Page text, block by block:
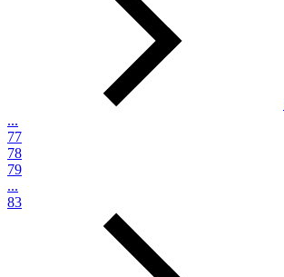
...
77
78
79
...
83